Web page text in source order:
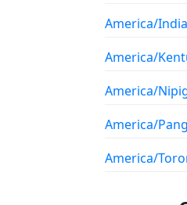
America/
America/
America/
America/
America/